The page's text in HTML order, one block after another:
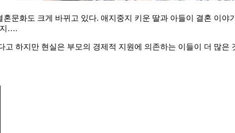
문화도 크게 바뀌고 있다. 애지중지 키운 딸과 아들이 결혼 이
지….
하지만 현실은 부모의 경제적 지원에 의존하는 이들이 더 많